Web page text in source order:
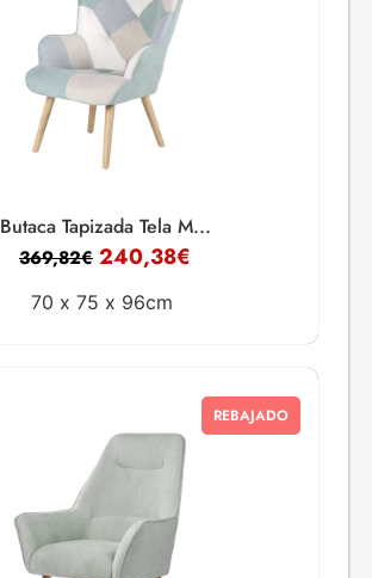
Butaca Tapizada Tela M...
369,82€ 240,38€
70 x 75 x 96cm
REBAJADO